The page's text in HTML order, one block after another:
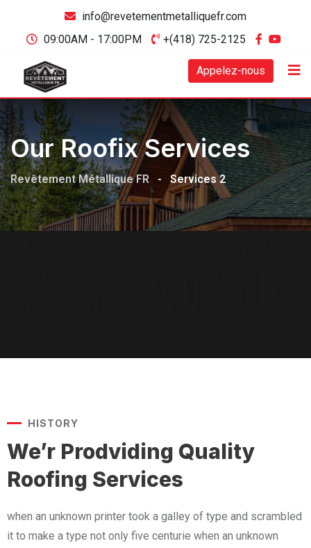
info@revetementmetalliquefr.com
09:00AM - 17:00PM
+(418) 725-2125
Appelez-nous
Our Roofix Services
Revêtement Métallique FR - Services 2
HISTORY
We’r Prodviding Quality
Roofing Services
when an unknown printer took a galley of type and scrambled
it to make a type not only five centurie when an unknown